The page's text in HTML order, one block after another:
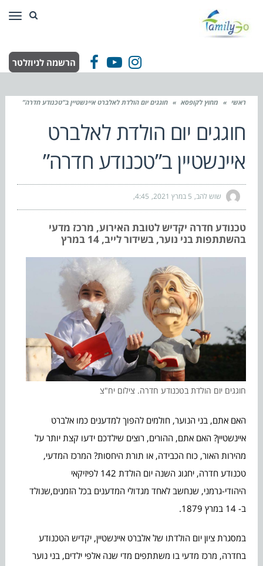
Facebook
YouTube
Instagram הרשמה לניוזלטר
ראשי » מחוץ לקופסא » חוגגים יום הולדת לאלברט איינשטיין ב”טכנודע חדרה”
חוגגים יום הולדת לאלברט
איינשטיין ב”טכנודע חדרה”
שוש להב 5 במרץ 2021 4:45
טכנודע חדרה יקדיש לטובת האירוע, מרכז מדעי
בהשתתפות בני נוער, בשידור לייב, 14 במרץ
חוגגים יום הולדת בטכנודע חדרה. צילום יח"צ
האם אתם, בני הנוער, חולמים להפוך למדענים כמו אלברט
איינשטיין? האם אתם, ההורים, רוצים שילדכם ידעו קצת יותר על
מהירות האור, כוח הכבידה, או תורת היחסות? המרכז המדעי,
טכנודע חדרה, יחגוג השנה יום הולדת 142 לפיזיקאי
היהודי-גרמני, שנחשב לאחד מגדולי המדענים בכל הזמנים,שנולד
ב- 14 במרץ 1879.
במסגרת ציון יום הולדתו של אלברט איינשטיין, יקדיש הטכנודע
בחדרה, מרכז מדעי בו משתתפים מדי שנה אלפי ילדים, בני נוער